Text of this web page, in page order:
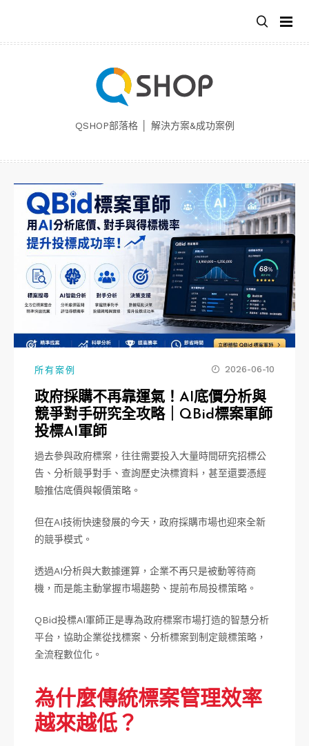
主
QSHOP部落格 │ 解決方案&成功案例
所有案例 2026-06-10
政府採購不再靠運氣！AI底價分析與
競爭對手研究全攻略｜QBid標案軍師
投標AI軍師
過去參與政府標案，往往需要投入大量時間研究招標公
告、分析競爭對手、查詢歷史決標資料，甚至還要憑經
驗推估底價與報價策略。
但在AI技術快速發展的今天，政府採購市場也迎來全新
的競爭模式。
透過AI分析與大數據運算，企業不再只是被動等待商
機，而是能主動掌握市場趨勢、提前布局投標策略。
QBid投標AI軍師正是專為政府標案市場打造的智慧分析
平台，協助企業從找標案、分析標案到制定競標策略，
全流程數位化。
為什麼傳統標案管理效率
越來越低？